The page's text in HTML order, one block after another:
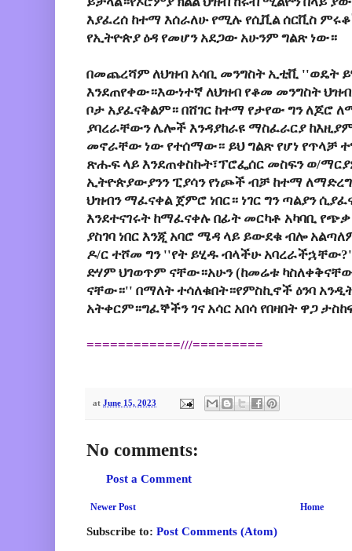
እያፈረሰ ከተማ እሰራለሁ የሚሉ የሲቪል ሰርቪስ
የኢትዮጵያ ዕዳ የመሆን አደጋው አሁንም ግልጽ ነው።
በመጨረሻም ለህዝብ አሳቢ መንግስት ኢቲቪ ''ወዴት
እንደጠየቀው።እውነተኛ ለህዝብ የቆመ መንግስት
ቦታ አያፈናቅልም። በሸገር ከተማ የታየው ግን ለጆሮ
ያባረራቸውን ሌሎች እንዳያከራዩ ማስፈራርያ
መኖራቸው ነው የተሰማው። ይህ ግልጽ የሆነ የጥላቻ
ጽሑፍ ላይ እንደጠቀስኩት፣ፕሮፌሰር መስፍን ወ/
ኢትዮጵያውያንን ፒያሳን የነጮች ብቻ ከተማ ለማድረግ
ህዝብን ማፈናቀል ጀምሮ ነበር። ነገር ግን ጣልያን
እንደተናገሩት ከማፈናቀሉ በፊት መርካቶ አካባቢ
ያስገባ ነበር እንጂ አባሮ ሜዳ ላይ ይውደቁ ብሎ
ዶ/ር ተሾመ ግን ''የት ይሂዱ ብላችሁ
ድሃም ህገወጥም ናቸው።አሁን (ከመሬቱ ካስለቀቅናቸው
ናቸው።'' በማለት ተሳለቁበት።የምስኪኖች ዕንባ
አትቀርም።ግፈኞችን ገና አሳር አበሳ የበዛበት ዋጋ
============///=========
at June 15, 2023
No comments:
Post a Comment
Newer Post Home
Subscribe to: Post Comments (Atom)